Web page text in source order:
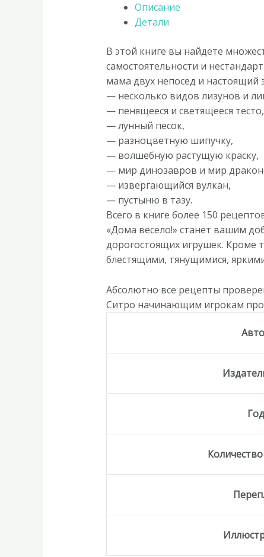
Описание
Детали
В этой книге вы найдете
самостоятельности и
мама двух непосед и настоящий
— несколько видов лизунов и
— пенящееся и светящееся тесто,
— лунный песок,
— разноцветную шипучку,
— волшебную растущую краску,
— мир динозавров и мир
— извергающийся вулкан,
— пустыню в тазу.
Всего в книге более 150
«Дома весело!» станет вашим
дорогостоящих игрушек. Кроме
блестящими, тянущимися,
Абсолютно все рецепты
Ситро начинающим игрокам
Год